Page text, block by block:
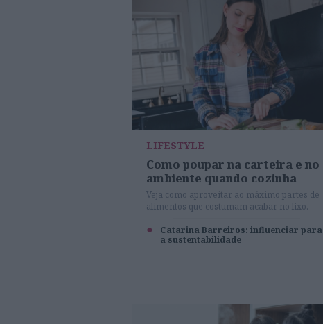
LIFESTYLE
Como poupar na carteira e no
ambiente quando cozinha
Veja como aproveitar ao máximo partes de
alimentos que costumam acabar no lixo.
Catarina Barreiros: influenciar para
a sustentabilidade